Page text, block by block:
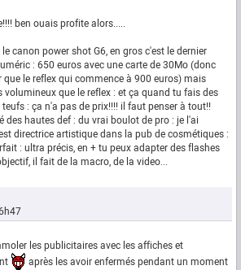
ben ouais profite alors.....
canon power shot G6, en gros c'est le dernier
: 650 euros avec une carte de 30Mo (donc
le reflex qui commence à 900 euros) mais
que le reflex : et ça quand tu fais des
: ça n'a pas de prix!!!! il faut penser à tout!!
des hautes def : du vrai boulot de pro : je l'ai
directrice artistique dans la pub de cosmétiques :
: ultra précis, en + tu peux adapter des flashes
il fait de la macro, de la video...
les publicitaires avec les affiches et
après les avoir enfermés pendant un moment